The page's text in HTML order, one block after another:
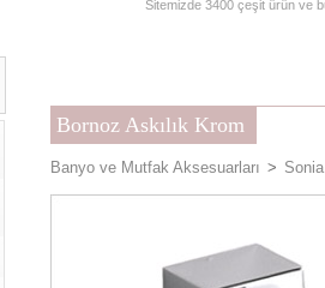
Sitemizde 3400 çeşit ürün ve
Bornoz Askılık Krom
Banyo ve Mutfak Aksesuarları >